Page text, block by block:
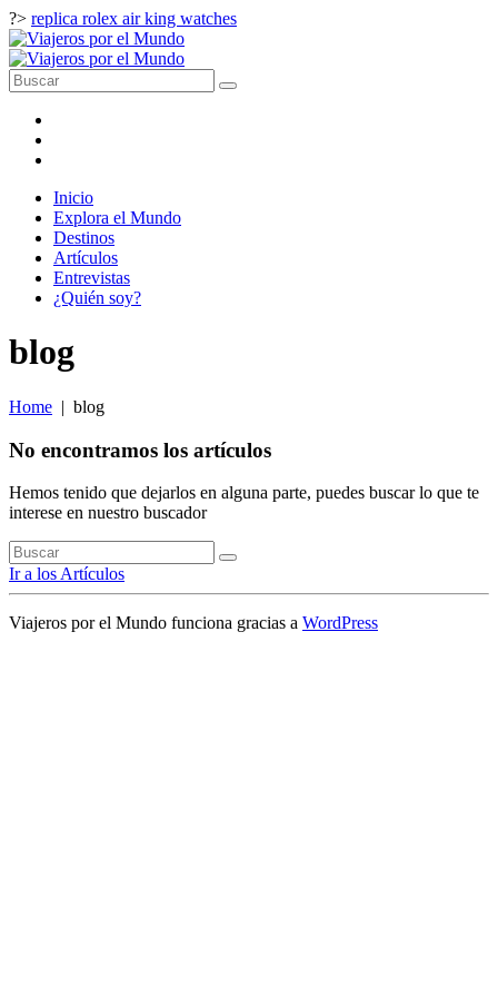
?> replica rolex air king watches
Inicio
Explora el Mundo
Destinos
Artículos
Entrevistas
¿Quién soy?
blog
Home | blog
No encontramos los artículos
Hemos tenido que dejarlos en alguna parte, puedes buscar lo que te
interese en nuestro buscador
Ir a los Artículos
Viajeros por el Mundo funciona gracias a WordPress